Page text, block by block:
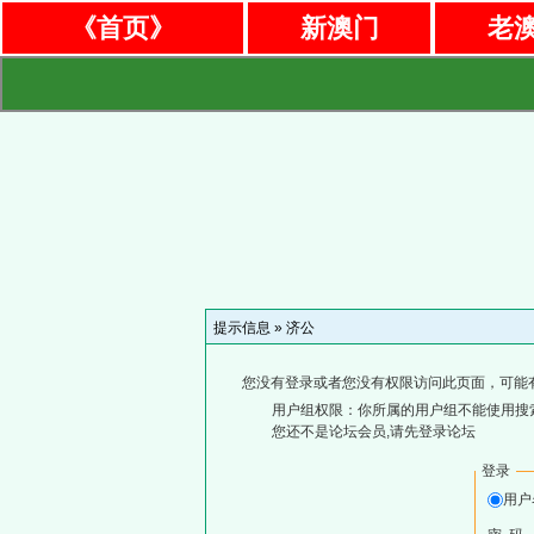
《首页》 新澳门 老
提示信息 » 济公
您没有登录或者您没有权限访问此页面，可能
用户组权限：你所属的用户组不能使用搜
您还不是论坛会员,请先登录论坛
登录
用